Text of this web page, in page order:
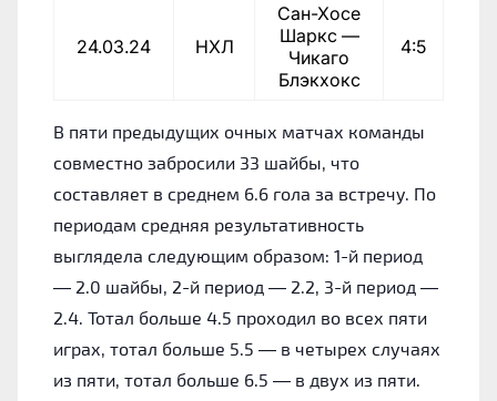
24.03.24 НХЛ
Сан-Хосе
Шаркс —
Чикаго
Блэкхокс
4:5
В пяти предыдущих очных матчах команды
совместно забросили 33 шайбы, что
составляет в среднем 6.6 гола за встречу. По
периодам средняя результативность
выглядела следующим образом: 1-й период
— 2.0 шайбы, 2-й период — 2.2, 3-й период —
2.4. Тотал больше 4.5 проходил во всех пяти
играх, тотал больше 5.5 — в четырех случаях
из пяти, тотал больше 6.5 — в двух из пяти.